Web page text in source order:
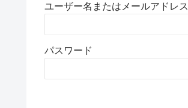
ユーザー名またはメールアドレス
パスワード